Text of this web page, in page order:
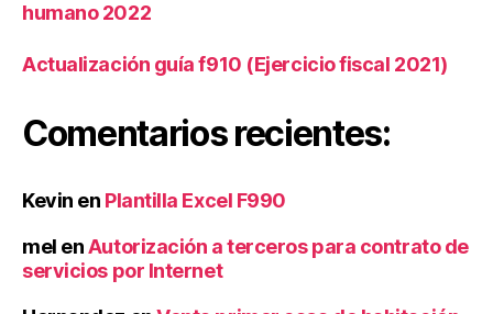
humano 2022
Actualización guía f910 (Ejercicio fiscal 2021)
Comentarios recientes:
Kevin en Plantilla Excel F990
mel enAutorización a terceros para contrato de
servicios por Internet